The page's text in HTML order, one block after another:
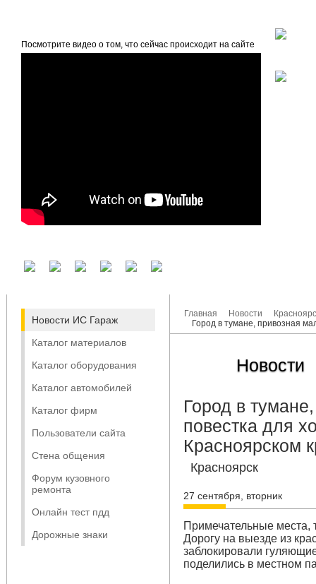
Посмотрите видео о том, что сейчас происходит на сайте
Новости ИС Гараж
Каталог материалов
Каталог оборудования
Каталог автомобилей
Каталог фирм
Пользователи сайта
Стена общения
Форум кузовного
ремонта
Онлайн тест пдд
Дорожные знаки
Главная Новости
Город в тумане, привозная
Новости
Город в
повестка для
Красноярском
Красноярск
27 сентября, вторник
Примечательные места,
Дорогу на выезде из
заблокировали
поделились в местном